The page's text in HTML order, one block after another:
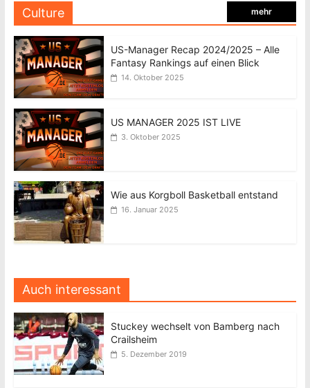
Culture mehr
US-Manager Recap 2024/2025 – Alle
Fantasy Rankings auf einen Blick
14. Oktober 2025
US MANAGER 2025 IST LIVE
3. Oktober 2025
Wie aus Korgboll Basketball entstand
16. Januar 2025
Auch interessant
Stuckey wechselt von Bamberg nach
Crailsheim
5. Dezember 2019